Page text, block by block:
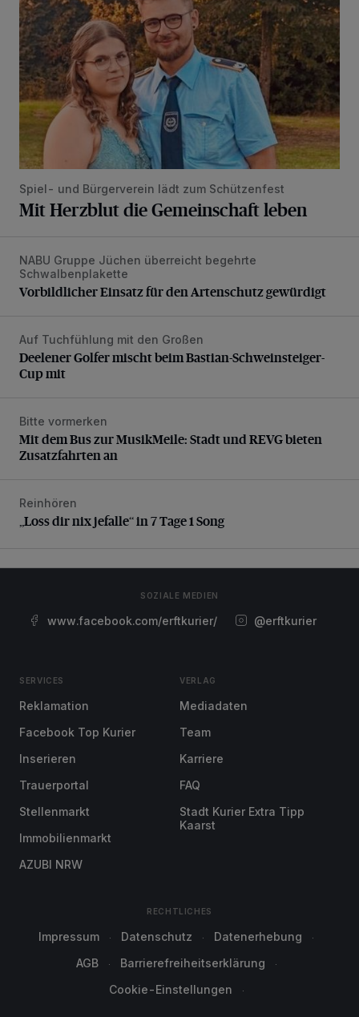
Spiel- und Bürgerverein lädt zum Schützenfest
Mit Herzblut die Gemeinschaft leben
Vorbildlicher Einsatz für den Artenschutz gewürdigt
NABU Gruppe Jüchen überreicht begehrte
Schwalbenplakette
Vorbildlicher Einsatz für den Artenschutz gewürdigt
Deelener Golfer mischt beim Bastian-Schweinsteiger-
Auf Tuchfühlung mit den Großen
Deelener Golfer mischt beim Bastian-Schweinsteiger-
Cup mit
Mit dem Bus zur MusikMeile: Stadt und REVG bieten
Bitte vormerken
Mit dem Bus zur MusikMeile: Stadt und REVG bieten
Zusatzfahrten an
„Loss dir nix jefalle“ in 7 Tage 1 Song
Reinhören
„Loss dir nix jefalle“ in 7 Tage 1 Song
SOZIALE MEDIEN
www.facebook.com/erftkurier/ @erftkurier
SERVICES
Reklamation
Facebook Top Kurier
Inserieren
Trauerportal
Stellenmarkt
Immobilienmarkt
AZUBI NRW
VERLAG
Mediadaten
Team
Karriere
FAQ
Stadt Kurier Extra Tipp
Kaarst
RECHTLICHES
Impressum Datenschutz
Datenerhebung
AGB
Barrierefreiheitserklärung
Cookie-Einstellungen